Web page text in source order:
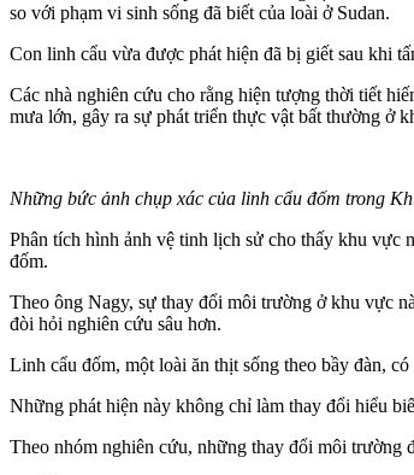
so với phạm vi sinh sống đã biết của loài ở Sudan.
Con linh cẩu vừa được phát hiện đã bị giết sau khi
Các nhà nghiên cứu cho rằng hiện tượng thời tiết
mưa lớn, gây ra sự phát triển thực vật bất thường ở
Những bức ảnh chụp xác của linh cẩu đốm trong
Phân tích hình ảnh vệ tinh lịch sử cho thấy khu vực
đốm.
Theo ông Nagy, sự thay đổi môi trường ở khu vực
đòi hỏi nghiên cứu sâu hơn.
Linh cẩu đốm, một loài ăn thịt sống theo bầy đàn,
Những phát hiện này không chỉ làm thay đổi hiểu
Theo nhóm nghiên cứu, những thay đổi môi trường